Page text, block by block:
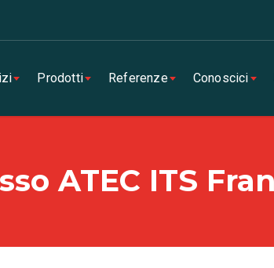
Prodotti Referenze Conoscici
ATEC ITS